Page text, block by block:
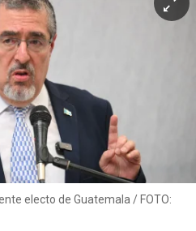
electo de Guatemala / FOTO: